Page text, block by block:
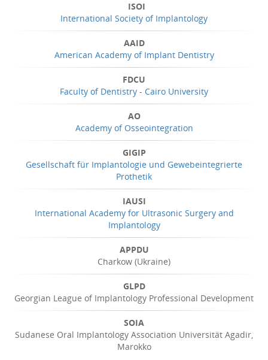
ISOI
International Society of Implantology
AAID
American Academy of Implant Dentistry
FDCU
Faculty of Dentistry - Cairo University
AO
Academy of Osseointegration
GIGIP
Gesellschaft für Implantologie und Gewebeintegrierte
Prothetik
IAUSI
International Academy for Ultrasonic Surgery and
Implantology
APPDU
Charkow (Ukraine)
GLPD
Georgian League of Implantology Professional Development
SOIA
Sudanese Oral Implantology Association Universität Agadir,
Marokko